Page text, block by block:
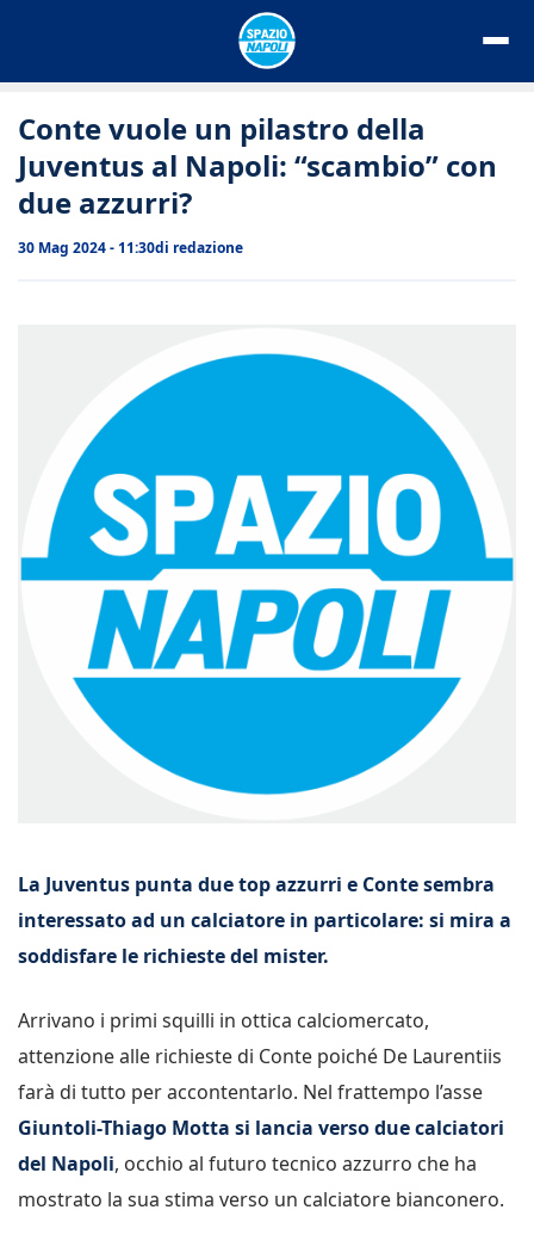
Conte vuole un pilastro della
Juventus al Napoli: “scambio” con
due azzurri?
30 Mag 2024 - 11:30di redazione
La Juventus punta due top azzurri e Conte sembra
interessato ad un calciatore in particolare: si mira a
soddisfare le richieste del mister.
Arrivano i primi squilli in ottica calciomercato,
attenzione alle richieste di Conte poiché De Laurentiis
farà di tutto per accontentarlo. Nel frattempo l’asse
Giuntoli-Thiago Motta si lancia verso due calciatori
del Napoli, occhio al futuro tecnico azzurro che ha
mostrato la sua stima verso un calciatore bianconero.